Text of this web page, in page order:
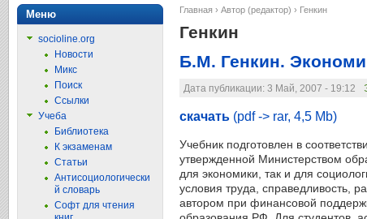
Главная › Автор (редактор) › Генкин
Генкин
Б.М. Генкин.
Дата публикации: 3 Май, 2007 - 19:12
скачать (pdf -> rar, 4,5 Mb)
Учебник подготовлен в
утвержденной Министерством
для экономики, так и для
условия труда, справедливость,
автором при финансовой
Меню
socioline.org
Новости
Микс
Поиск
Ссылки
Учеба
Библиотека
К экзаменам
Статьи
Антисоциологически
й словарь
Софт для чтения